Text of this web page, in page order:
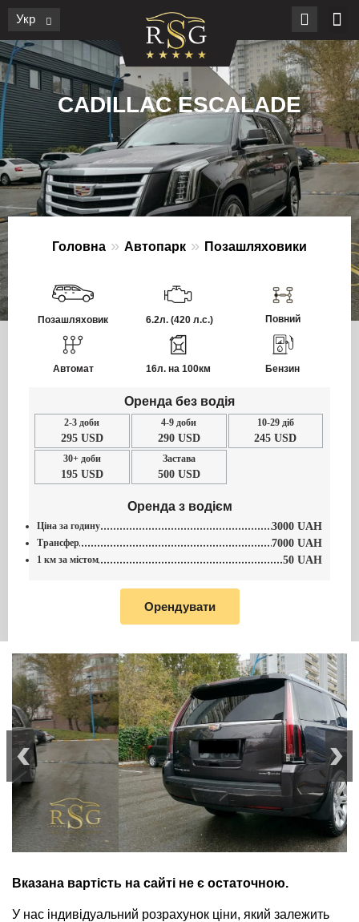
Укр
CADILLAC ESCALADE
Вказана вартість на сайті не є остаточною.
У нас індивідуальний розрахунок ціни, який залежить
Головна » Автопарк » Позашляховики
Позашляховик 6.2л. (420 л.с.) Повний
Автомат 16л. на 100км Бензин
Оренда без водія
2-3 доби
295 USD
4-9 доби
290 USD
10-29 діб
245 USD
30+ доби
195 USD
Застава
500 USD
Оренда з водієм
Ціна за годину 3000 UAH
Трансфер 7000 UAH
1 км за містом 50 UAH
Орендувати